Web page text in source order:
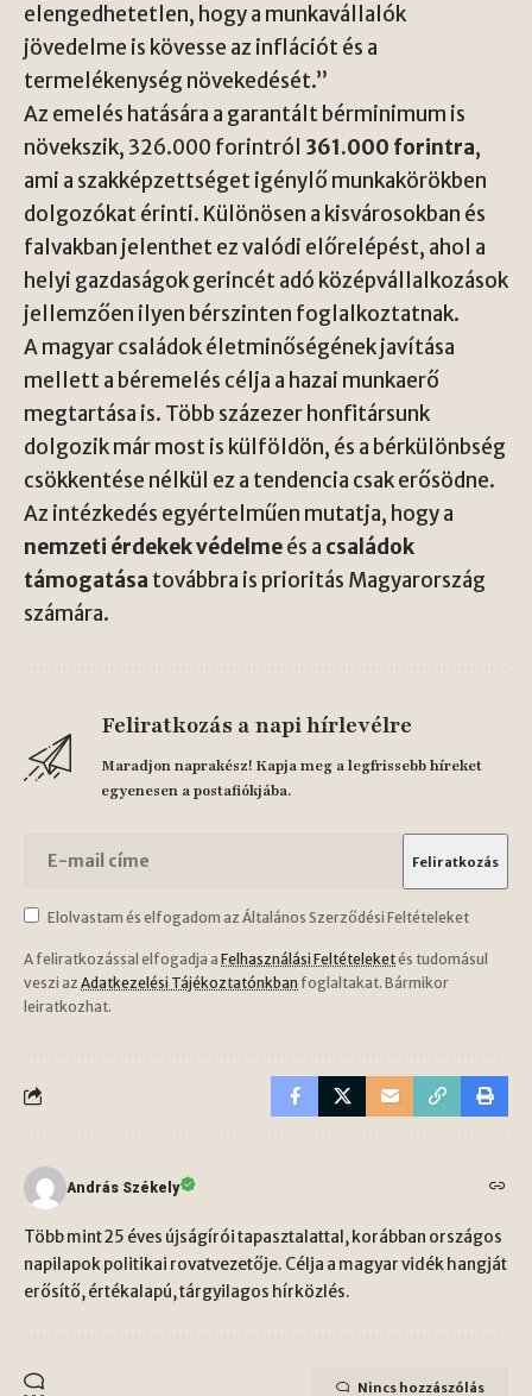
elengedhetetlen, hogy a munkavállalók
jövedelme is kövesse az inflációt és a
termelékenység növekedését.”
Az emelés hatására a garantált bérminimum is
növekszik, 326.000 forintról 361.000 forintra,
ami a szakképzettséget igénylő munkakörökben
dolgozókat érinti. Különösen a kisvárosokban és
falvakban jelenthet ez valódi előrelépést, ahol a
helyi gazdaságok gerincét adó középvállalkozások
jellemzően ilyen bérszinten foglalkoztatnak.
A magyar családok életminőségének javítása
mellett a béremelés célja a hazai munkaerő
megtartása is. Több százezer honfitársunk
dolgozik már most is külföldön, és a bérkülönbség
csökkentése nélkül ez a tendencia csak erősödne.
Az intézkedés egyértelműen mutatja, hogy a
nemzeti érdekek védelmeés a családok
támogatása továbbra is prioritás Magyarország
számára.
Feliratkozás a napi hírlevélre
Maradjon naprakész! Kapja meg a legfrissebb híreket
egyenesen a postafiókjába.
Elolvastam és elfogadom az Általános Szerződési Feltételeket
A feliratkozással elfogadja a Felhasználási Feltételeketés tudomásul
veszi az Adatkezelési Tájékoztatónkban foglaltakat. Bármikor
leiratkozhat.
András Székely
Több mint 25 éves újságírói tapasztalattal, korábban országos
napilapok politikai rovatvezetője. Célja a magyar vidék hangját
erősítő, értékalapú, tárgyilagos hírközlés.
Nincs hozzászólás